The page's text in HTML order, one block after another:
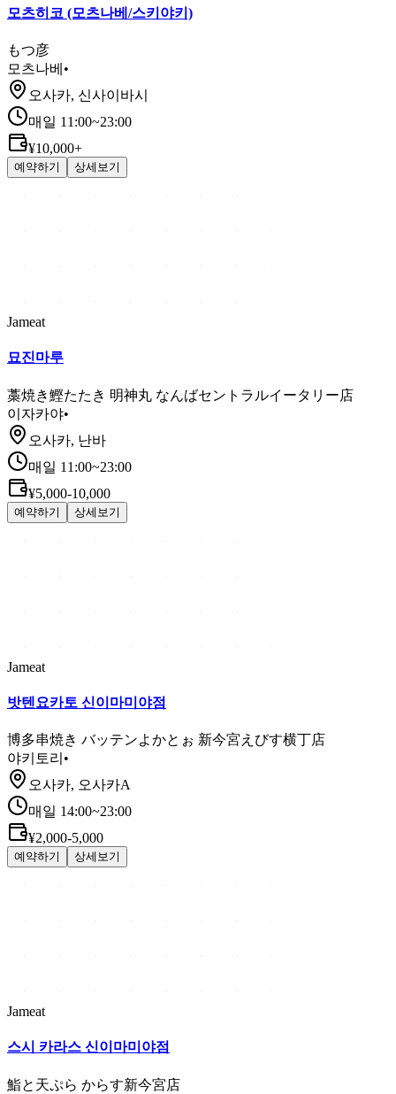
모츠히코 (모츠나베/스키야키)
もつ彦
모츠나베 •
오사카, 신사이바시
매일 11:00~23:00
¥10,000+
예약하기 상세보기
Jameat
묘진마루
藁焼き鰹たたき 明神丸 なんばセントラルイータリー店
이자카야•
오사카, 난바
매일 11:00~23:00
¥5,000-10,000
예약하기 상세보기
Jameat
밧텐요카토 신이마미야점
博多串焼き バッテンよかとぉ 新今宮えびす横丁店
야키토리 •
오사카, 오사카A
매일 14:00~23:00
¥2,000-5,000
예약하기 상세보기
Jameat
스시 카라스 신이마미야점
鮨と天ぷら からす新今宮店